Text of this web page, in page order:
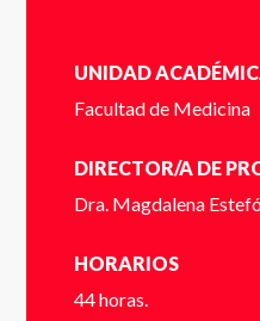
UNIDAD
Facultad de Medicina
DIRECTOR/A DE
Dra. Magdalena
HORARIOS
44 horas.